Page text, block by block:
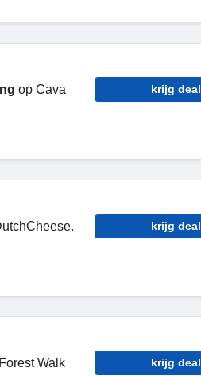
op Cava
krijg deal
krijg deal
Walk
krijg deal